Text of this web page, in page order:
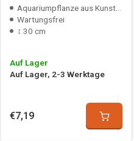
Aquariumpflanze aus Kunststoff
Wartungsfrei
↕ 30 cm
Auf Lager
Auf Lager, 2-3 Werktage
€7,19